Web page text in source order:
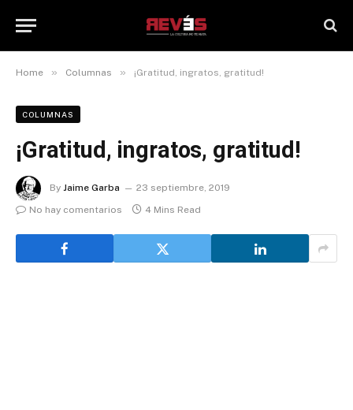
Home » Columnas » ¡Gratitud, ingratos, gratitud!
COLUMNAS
¡Gratitud, ingratos, gratitud!
By Jaime Garba
23 septiembre, 2019
No hay comentarios
4 Mins Read